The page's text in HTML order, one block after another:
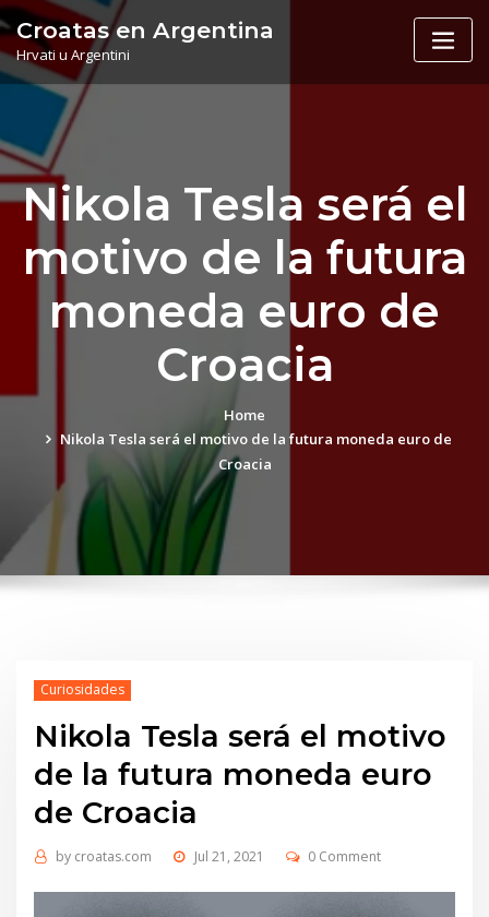
Skip
to
content
Croatas en Argentina
Hrvati u Argentini
Nikola Tesla será el
motivo de la futura
moneda euro de
Croacia
Home
Nikola Tesla será el motivo de la futura moneda euro de
Croacia
Curiosidades
Nikola Tesla será el motivo
de la futura moneda euro
de Croacia
by croatas.com Jul 21, 2021 0 Comment